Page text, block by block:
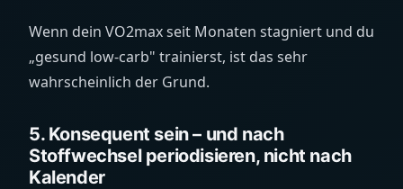
Wenn dein VO2max seit Monaten stagniert und du
„gesund low-carb" trainierst, ist das sehr
wahrscheinlich der Grund.
5. Konsequent sein – und nach
Stoffwechsel periodisieren, nicht nach
Kalender